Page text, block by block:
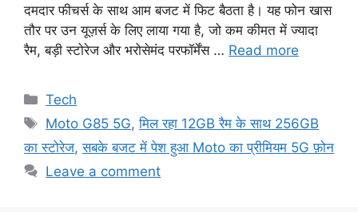
दमदार फीचर्स के साथ आम बजट में फिट बैठता है। यह फोन खास
तौर पर उन यूज़र्स के लिए लाया गया है, जो कम कीमत में ज्यादा
रैम, बड़ी स्टोरेज और भरोसेमंद परफॉर्मेंस … Read more
Categories
Tech
Tags
Moto G85 5G,मिल रहा 12GB रैम के साथ 256GB
का स्टोरेज,सबके बजट में पेश हुआ Moto का प्रीमियम 5G फ़ोन
Leave a comment